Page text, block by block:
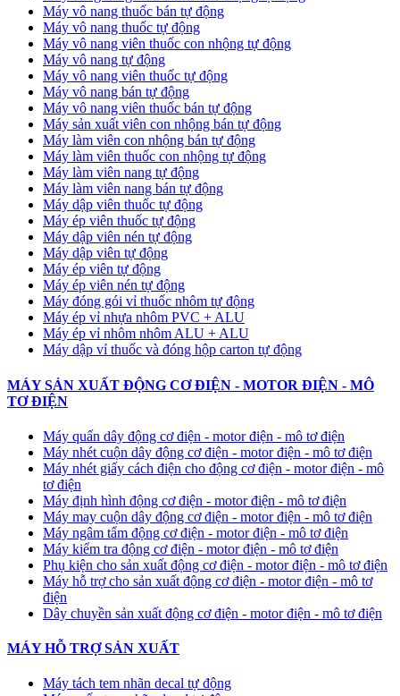
Máy vô nang thuốc bán tự động
Máy vô nang thuốc tự động
Máy vô nang viên thuốc con nhộng tự động
Máy vô nang tự động
Máy vô nang viên thuốc tự động
Máy vô nang bán tự động
Máy vô nang viên thuốc bán tự động
Máy sản xuất viên con nhộng bán tự động
Máy làm viên con nhộng bán tự động
Máy làm viên thuốc con nhộng tự động
Máy làm viên nang tự động
Máy làm viên nang bán tự động
Máy dập viên thuốc tự động
​Máy ép viên thuốc tự động
​Máy dập viên nén tự động
​Máy dập viên tự động
Máy ép viên tự động
​Máy ép viên nén tự động
Máy đóng gói vỉ thuốc nhôm tự động
​Máy ép vỉ nhựa nhôm PVC + ALU
​Máy ép vỉ nhôm nhôm ALU + ALU
Máy dập vỉ thuốc và đóng hộp carton tự động
MÁY SẢN XUẤT ĐỘNG CƠ ĐIỆN - MOTOR ĐIỆN - MÔ
TƠ ĐIỆN
Máy quấn dây động cơ điện - motor điện - mô tơ điện
Máy nhét cuộn dây động cơ điện - motor điện - mô tơ điện
Máy nhét giấy cách điện cho động cơ điện - motor điện - mô
tơ điện
Máy định hình động cơ điện - motor điện - mô tơ điện
Máy may cuộn dây động cơ điện - motor điện - mô tơ điện
Máy ngâm tẩm động cơ điện - motor điện - mô tơ điện
Máy kiểm tra động cơ điện - motor điện - mô tơ điện
Phụ kiện cho sản xuất động cơ điện - motor điện - mô tơ điện
Máy hỗ trợ cho sản xuất động cơ điện - motor điện - mô tơ
điện
Dây chuyền sản xuất động cơ điện - motor điện - mô tơ điện
MÁY HỖ TRỢ SẢN XUẤT
Máy tách tem nhãn decal tự động